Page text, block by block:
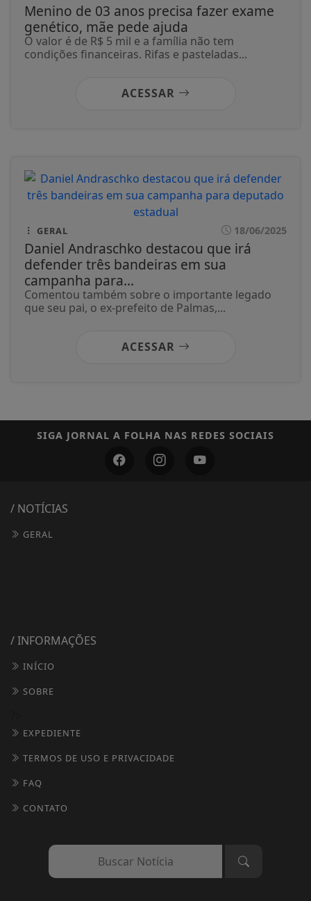
Menino de 03 anos precisa fazer exame
genético, mãe pede ajuda
O valor é de R$ 5 mil e a família não tem
condições financeiras. Rifas e pasteladas...
ACESSAR
GERAL 18/06/2025
Daniel Andraschko destacou que irá
defender três bandeiras em sua
campanha para...
Comentou também sobre o importante legado
que seu pai, o ex-prefeito de Palmas,...
ACESSAR
SIGA JORNAL A FOLHA NAS REDES SOCIAIS
/ NOTÍCIAS
GERAL
/ INFORMAÇÕES
INÍCIO
SOBRE
EXPEDIENTE
TERMOS DE USO E PRIVACIDADE
FAQ
CONTATO